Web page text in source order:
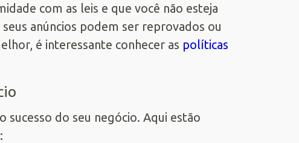
com as leis e que você não esteja
anúncios podem ser reprovados ou
é interessante conhecer as políticas
sucesso do seu negócio. Aqui estão